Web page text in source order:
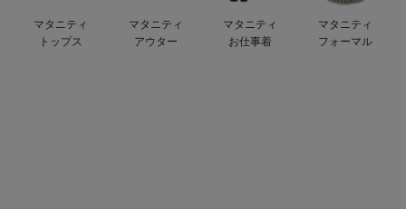
買って正解！高評価レビューアイテム
マタニティ
トップス
マタニティ
アウター
マタニティ
お仕事着
マタニティ
フォーマル